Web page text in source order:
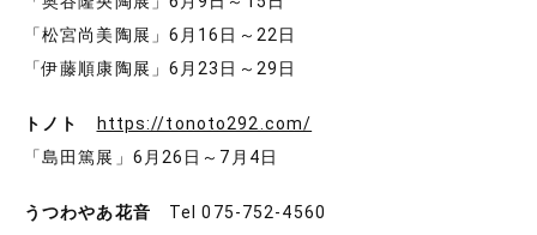
「松宮尚美陶展」6月16日～22日
「伊藤順康陶展」6月23日～29日
トノト
https://tonoto292.com/
「島田篤展」6月26日～7月4日
うつわやあ花音 Tel 075-752-4560